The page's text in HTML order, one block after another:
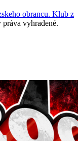
obrancu. Klub z
vyhradené.